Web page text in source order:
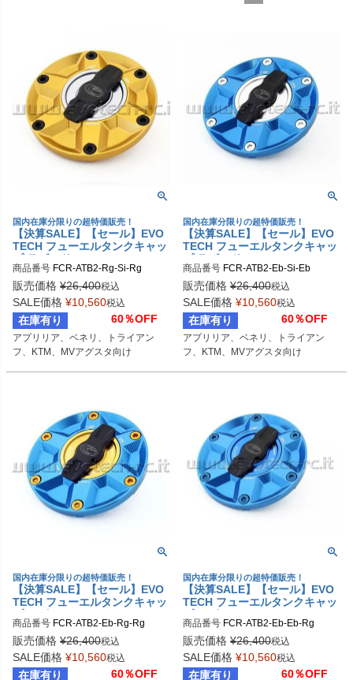
国内在庫分限りの超特価販売！
【決算SALE】【セール】EVO
TECH フューエルタンクキャッ
プ ラピッド APRILIA/BENELL
I/TRIUMPH/KTM/MV AGUSTA
商品番号 FCR-ATB2-Rg-Si-Rg
販売価格 ¥26,400税込
SALE価格 ¥10,560税込
在庫有り 60％OFF
アプリリア、ベネリ、トライアン
フ、KTM、MVアグスタ向け
国内在庫分限りの超特価販売！
【決算SALE】【セール】EVO
TECH フューエルタンクキャッ
プ ラピッド APRILIA/BENELL
I/TRIUMPH/KTM/MV AGUSTA
商品番号 FCR-ATB2-Eb-Si-Eb
販売価格 ¥26,400税込
SALE価格 ¥10,560税込
在庫有り 60％OFF
アプリリア、ベネリ、トライアン
フ、KTM、MVアグスタ向け
国内在庫分限りの超特価販売！
【決算SALE】【セール】EVO
TECH フューエルタンクキャッ
プ ラピッド APRILIA/BENELL
I/TRIUMPH/KTM/MV AGUSTA
商品番号 FCR-ATB2-Eb-Rg-Rg
販売価格 ¥26,400税込
SALE価格 ¥10,560税込
在庫有り 60％OFF
国内在庫分限りの超特価販売！
【決算SALE】【セール】EVO
TECH フューエルタンクキャッ
プ ラピッド APRILIA/BENELL
I/TRIUMPH/KTM/MV AGUSTA
商品番号 FCR-ATB2-Eb-Eb-Rg
販売価格 ¥26,400税込
SALE価格 ¥10,560税込
在庫有り 60％OFF